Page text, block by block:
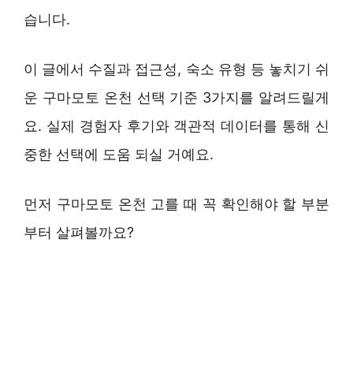
습니다.
이 글에서 수질과 접근성, 숙소 유형 등 놓치기 쉬
운 구마모토 온천 선택 기준 3가지를 알려드릴게
요. 실제 경험자 후기와 객관적 데이터를 통해 신
중한 선택에 도움 되실 거예요.
먼저 구마모토 온천 고를 때 꼭 확인해야 할 부분
부터 살펴볼까요?